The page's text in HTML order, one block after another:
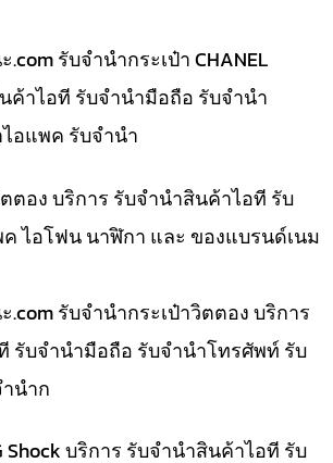
รับจำนำกระเป๋า CHANEL
ค้าไอที รับจำนำมือถือ รับจำนำ
อแพค รับจำนำ
ตอง บริการ รับจำนำสินค้าไอที รับ
ไอโฟน นาฬิกา และ ของแบรนด์เนม
รับจำนำกระเป๋าวิตตอง บริการ
รับจำนำมือถือ รับจำนำโทรศัพท์ รับ
นำก
บริการ รับจำนำสินค้าไอที รับ